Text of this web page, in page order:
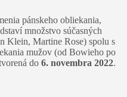
pánskeho obliekania,
množstvo súčasných
Klein, Martine Rose) spolu s
mužov (od Bowieho po
do 6. novembra 2022.